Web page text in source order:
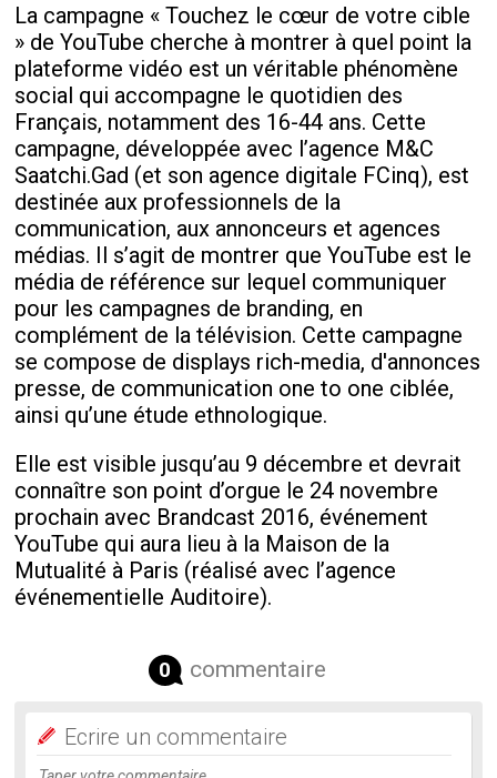
La campagne « Touchez le cœur de votre cible
» de YouTube cherche à montrer à quel point la
plateforme vidéo est un véritable phénomène
social qui accompagne le quotidien des
Français, notamment des 16-44 ans. Cette
campagne, développée avec l’agence M&C
Saatchi.Gad (et son agence digitale FCinq), est
destinée aux professionnels de la
communication, aux annonceurs et agences
médias. Il s’agit de montrer que YouTube est le
média de référence sur lequel communiquer
pour les campagnes de branding, en
complément de la télévision. Cette campagne
se compose de displays rich-media, d'annonces
presse, de communication one to one ciblée,
ainsi qu’une étude ethnologique.
Elle est visible jusqu’au 9 décembre et devrait
connaître son point d’orgue le 24 novembre
prochain avec Brandcast 2016, événement
YouTube qui aura lieu à la Maison de la
Mutualité à Paris (réalisé avec l’agence
événementielle Auditoire).
0 commentaire
Ecrire un commentaire